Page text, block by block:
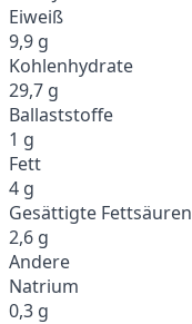
Eiweiß
9,9 g
Kohlenhydrate
29,7 g
Ballaststoffe
1 g
Fett
4 g
Gesättigte Fettsäuren
2,6 g
Andere
Natrium
0,3 g